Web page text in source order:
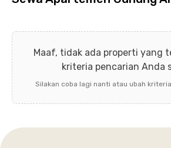
Maaf, tidak ada properti yang
kriteria pencarian Anda
Silakan coba lagi nanti atau ubah